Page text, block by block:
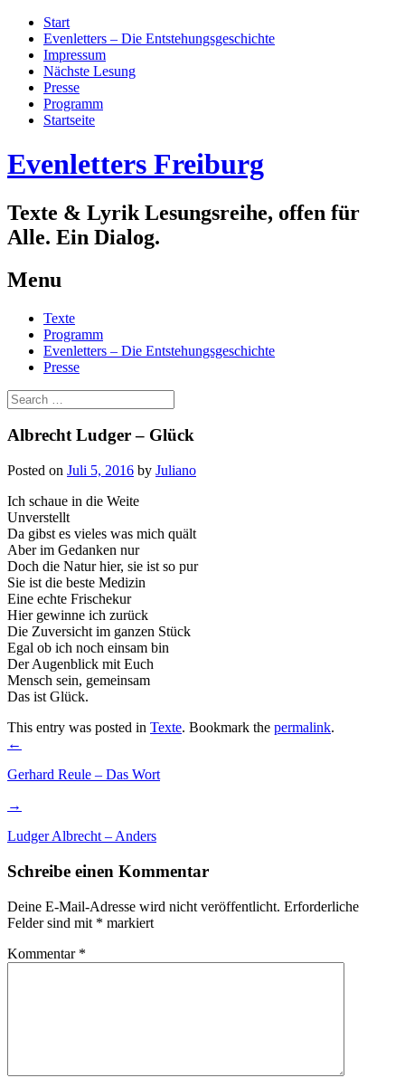
Start
Evenletters – Die Entstehungsgeschichte
Impressum
Nächste Lesung
Presse
Programm
Startseite
Evenletters Freiburg
Texte & Lyrik Lesungsreihe, offen für
Alle. Ein Dialog.
Menu
Skip
content
Texte
Programm
Evenletters – Die Entstehungsgeschichte
Presse
Search
for:
Albrecht Ludger – Glück
Posted on Juli 5, 2016 by Juliano
Ich schaue in die Weite
Unverstellt
Da gibst es vieles was mich quält
Aber im Gedanken nur
Doch die Natur hier, sie ist so pur
Sie ist die beste Medizin
Eine echte Frischekur
Hier gewinne ich zurück
Die Zuversicht im ganzen Stück
Egal ob ich noch einsam bin
Der Augenblick mit Euch
Mensch sein, gemeinsam
Das ist Glück.
This entry was posted in Texte. Bookmark the permalink.
Post
←
Gerhard Reule – Das Wort
→
Ludger Albrecht – Anders
Schreibe einen Kommentar
Deine E-Mail-Adresse wird nicht veröffentlicht. Erforderliche
Felder sind mit * markiert
Kommentar *